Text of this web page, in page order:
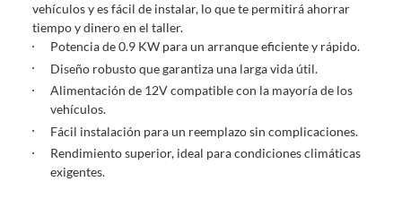
En sodimac.cl te damos 30 días desde que recibes el producto . Debe
estar en perfecto estado, con todas sus etiquetas y sin uso, tal como te lo
entregamos.
Productos digitales que se entregan a través de una descarga
electrónica, por ejemplo, cupones de experiencia o programas
para el computador.
Productos a pedido o confeccionados a medida.
Productos que han sido informados como imperfectos, usados,
reparados, abiertos, de segunda selección, remanufacturados o
vehículos y es fácil de instalar, lo que te permitirá ahorrar
tiempo y dinero en el taller.
Potencia de 0.9 KW para un arranque eficiente y rápido.
Diseño robusto que garantiza una larga vida útil.
Alimentación de 12V compatible con la mayoría de los
vehículos.
Fácil instalación para un reemplazo sin complicaciones.
Rendimiento superior, ideal para condiciones climáticas
exigentes.